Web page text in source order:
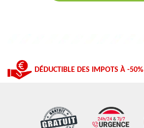
DÉDUCTIBLE DES IMPOTS À -50%